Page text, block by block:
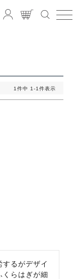
1件中 1-1件表示
るがデザイ
くらはぎが細